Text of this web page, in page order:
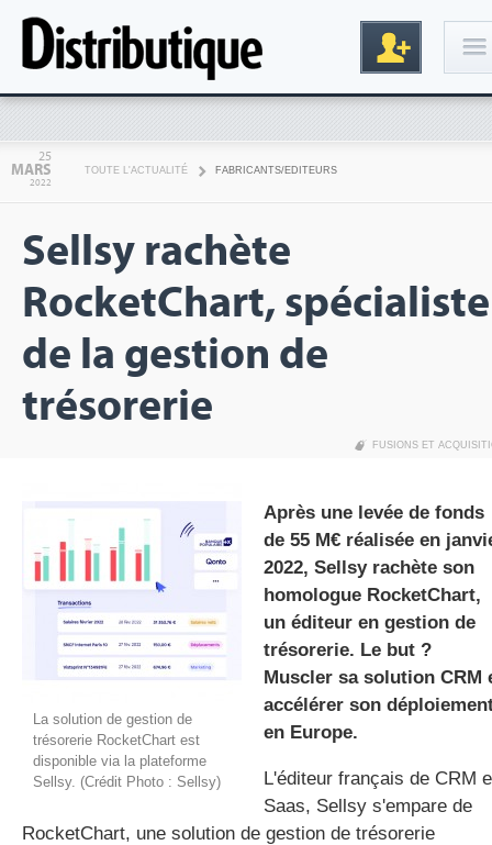
gratuite
25
MARS
2022
TOUTE L'ACTUALITÉ FABRICANTS/EDITEURS
Sellsy rachète
RocketChart, spécialiste
de la gestion de
trésorerie
FUSIONS ET
La solution de gestion de
trésorerie RocketChart est
disponible via la plateforme
Sellsy. (Crédit Photo : Sellsy)
Après une levée de fonds
de 55 M€ réalisée en
2022, Sellsy rachète son
homologue RocketChart,
un éditeur en gestion de
trésorerie. Le but ?
Muscler sa solution CRM
accélérer son
en Europe.
L'éditeur français de CRM
Saas, Sellsy s'empare de
RocketChart, une solution de gestion de trésorerie